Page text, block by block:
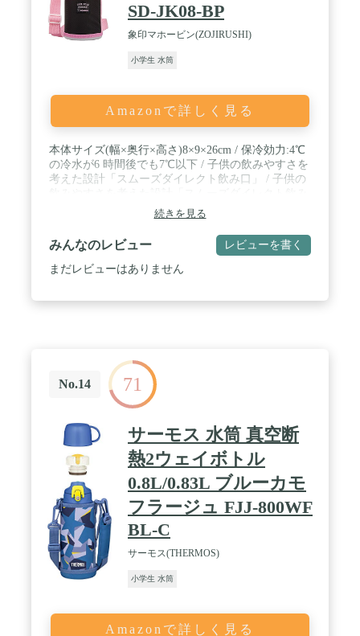
SD-JK08-BP
象印マホービン(ZOJIRUSHI)
小学生 水筒
Amazonで詳しく見る
本体サイズ(幅×奥行×高さ)8×9×26cm / 保冷効力:4℃
の冷水が6 時間後でも7℃以下 / 子供の飲みやすさを
考えた設計「スムーズダイレクト飲み口」 / 子供の
口」 / 水滴が飛び散りにくい「飛び散り抑制機構」
/ お手入れ簡単「ポーチ洗濯OK」「本体丸洗い
OK」「分解せん」 / Aｇ+抗菌加工飲み口(せん) / バ
ッグに入れてもこぼれにくい「結露抑制構造」 / 氷
が入れやすい「広口約4ｃｍ」
続きを見る
みんなのレビュー レビューを書く
まだレビューはありません
No.14 71
サーモス 水筒 真空断
熱2ウェイボトル
0.8L/0.83L ブルーカモ
フラージュ FJJ-800WF
BL-C
サーモス(THERMOS)
小学生 水筒
Amazonで詳しく見る